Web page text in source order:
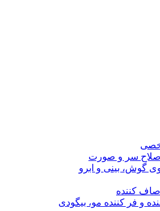
سر و صورت
گوش، بینی و ابرو
صاف کننده
و فر کننده مو، بیگودی